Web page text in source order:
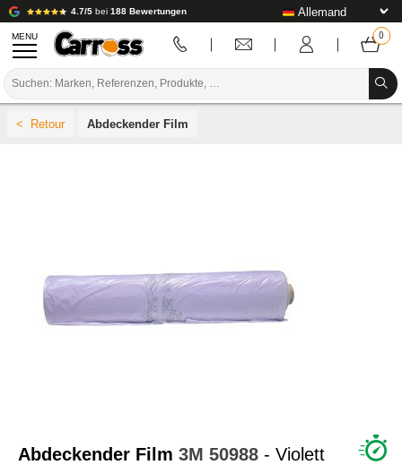
4.7/5 bei 188 Bewertungen
MENU
KAROSSERIE-WERKZEUG
AUSSTATTUNG DER KAROSSERIEWERKSTATT
Abdeckender Film
Abdeckender Film 3M 50988 - Violett